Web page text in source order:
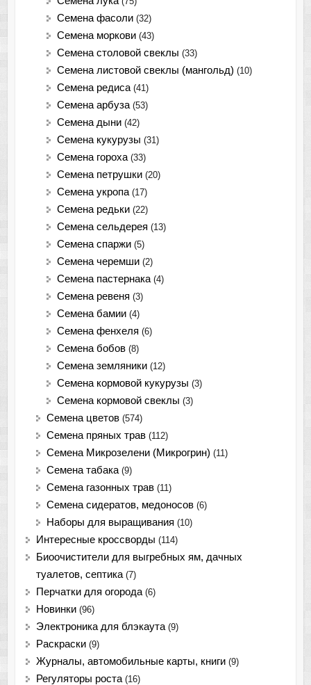
Cемена фасоли (32)
Семена моркови (43)
Семена столовой свеклы (33)
Семена листовой свеклы (мангольд) (10)
Семена редиса (41)
Семена арбуза (53)
Семена дыни (42)
Семена кукурузы (31)
Семена гороха (33)
Семена петрушки (20)
Семена укропа (17)
Семена редьки (22)
Семена сельдерея (13)
Семена спаржи (5)
Семена черемши (2)
Семена пастернака (4)
Семена ревеня (3)
Семена бамии (4)
Семена фенхеля (6)
Семена бобов (8)
Семена земляники (12)
Семена кормовой кукурузы (3)
Семена кормовой свеклы (3)
Семена цветов (574)
Семена пряных трав (112)
Семена Микрозелени (Микрогрин) (11)
Семена табака (9)
Семена газонных трав (11)
Семена сидератов, медоносов (6)
Наборы для выращивания (10)
Интересные кроссворды (114)
Биоочистители для выгребных ям, дачных
туалетов, септика (7)
Перчатки для огорода (6)
Новинки (96)
Электроника для блэкаута (9)
Раскраски (9)
Журналы, автомобильные карты, книги (9)
Регуляторы роста (16)